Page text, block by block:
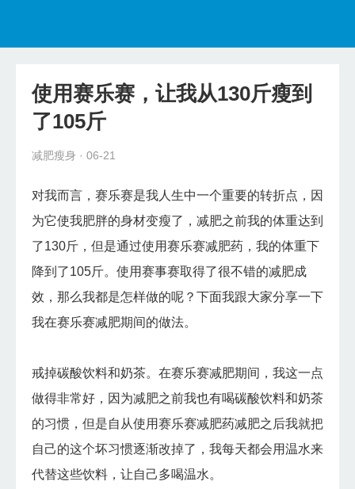
健康食谱
使用赛乐赛，让我从130斤瘦到
了105斤
减肥瘦身 · 06-21
对我而言，赛乐赛是我人生中一个重要的转折点，因
为它使我肥胖的身材变瘦了，减肥之前我的体重达到
了130斤，但是通过使用赛乐赛减肥药，我的体重下
降到了105斤。使用赛事赛取得了很不错的减肥成
效，那么我都是怎样做的呢？下面我跟大家分享一下
我在赛乐赛减肥期间的做法。
戒掉碳酸饮料和奶茶。在赛乐赛减肥期间，我这一点
做得非常好，因为减肥之前我也有喝碳酸饮料和奶茶
的习惯，但是自从使用赛乐赛减肥药减肥之后我就把
自己的这个坏习惯逐渐改掉了，我每天都会用温水来
代替这些饮料，让自己多喝温水。